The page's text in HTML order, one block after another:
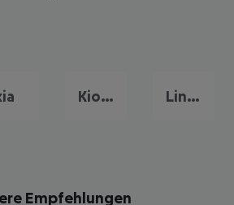
Kiotari Lindos
Empfehlungen